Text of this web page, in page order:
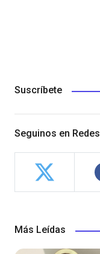
Suscríbete
Seguinos en Redes
Más Leídas